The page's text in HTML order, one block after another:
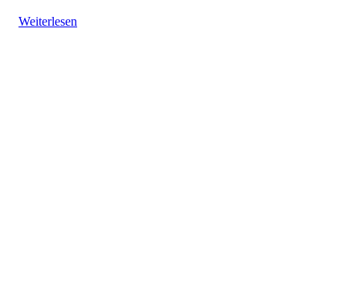
Weiterlesen